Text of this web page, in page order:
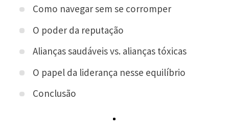
Como navegar sem se corromper
O poder da reputação
Alianças saudáveis vs. alianças tóxicas
O papel da liderança nesse equilíbrio
Conclusão